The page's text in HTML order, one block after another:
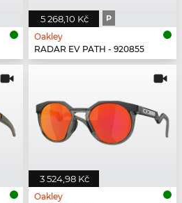
5 268,10 Kč P
Oakley
RADAR EV PATH - 920855
3 524,98 Kč
Oakley